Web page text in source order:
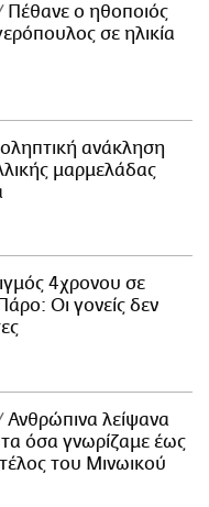
Πέθανε ο ηθοποιός
σε ηλικία
ανάκληση
μαρμελάδας
4χρονου σε
Οι γονείς δεν
Ανθρώπινα λείψανα
όσα γνωρίζαμε έως
του Μινωικού